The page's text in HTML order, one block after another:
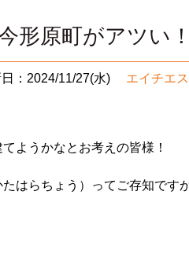
形原町がアツい！
：2024/11/27(水) エイチエ
ようかなとお考えの皆様！
はらちょう）ってご存知です